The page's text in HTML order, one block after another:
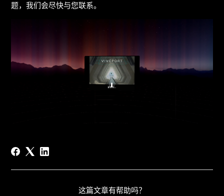
题，我们会尽快与您联系。
这篇文章有帮助吗？